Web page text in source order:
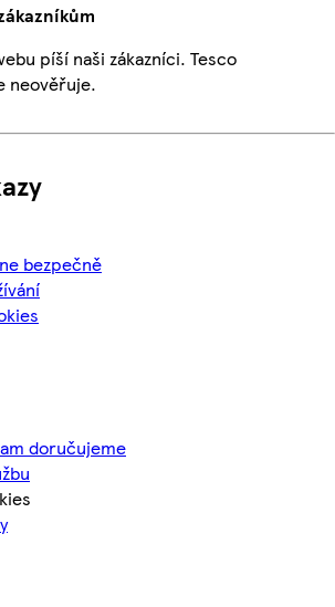
píší naši zákazníci. Tesco
neověřuje.
bezpečně
doručujeme